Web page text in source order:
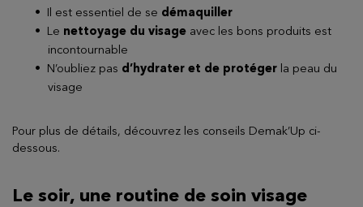
Il est essentiel de se démaquiller
Le nettoyage du visage avec les bons produits est
incontournable
N’oubliez pas d’hydrater et de protéger la peau du
visage
Pour plus de détails, découvrez les conseils Demak’Up ci-
dessous.
Le soir, une routine de soin visage